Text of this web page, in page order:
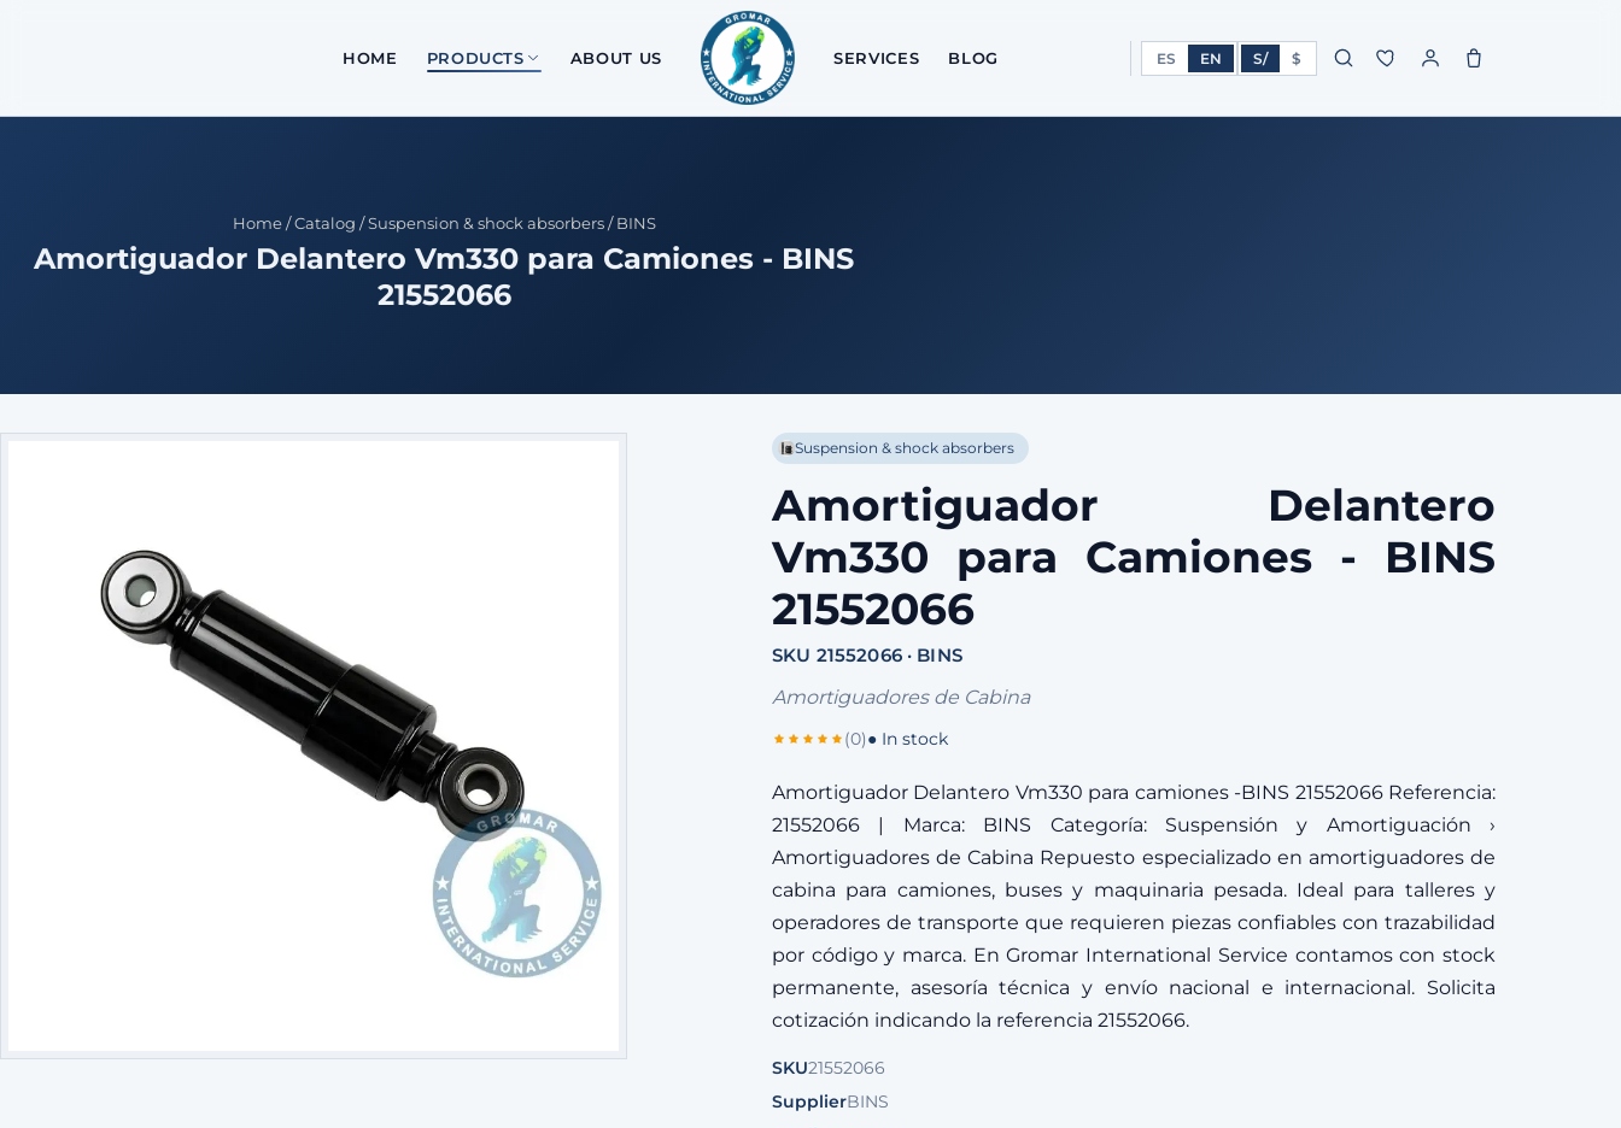
HOME PRODUCTS ABOUT US SERVICES BLOG ES EN S/ $
Home /Catalog /Suspension & shock absorbers /BINS
Amortiguador Delantero Vm330 para Camiones - BINS
21552066
Suspension & shock absorbers
Amortiguador Delantero
Vm330 para Camiones - BINS
21552066
SKU 21552066 · BINS
Amortiguadores de Cabina
(0)● In stock
Amortiguador Delantero Vm330 para camiones -BINS 21552066 Referencia:
21552066 | Marca: BINS Categoría: Suspensión y Amortiguación ›
Amortiguadores de Cabina Repuesto especializado en amortiguadores de
cabina para camiones, buses y maquinaria pesada. Ideal para talleres y
operadores de transporte que requieren piezas confiables con trazabilidad
por código y marca. En Gromar International Service contamos con stock
permanente, asesoría técnica y envío nacional e internacional. Solicita
cotización indicando la referencia 21552066.
SKU21552066
SupplierBINS